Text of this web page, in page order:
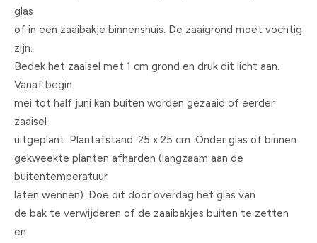
glas
of in een zaaibakje binnenshuis. De zaaigrond moet vochtig
zijn.
Bedek het zaaisel met 1 cm grond en druk dit licht aan.
Vanaf begin
mei tot half juni kan buiten worden gezaaid of eerder
zaaisel
uitgeplant. Plantafstand: 25 x 25 cm. Onder glas of binnen
gekweekte planten afharden (langzaam aan de
buitentemperatuur
laten wennen). Doe dit door overdag het glas van
de bak te verwijderen of de zaaibakjes buiten te zetten
en